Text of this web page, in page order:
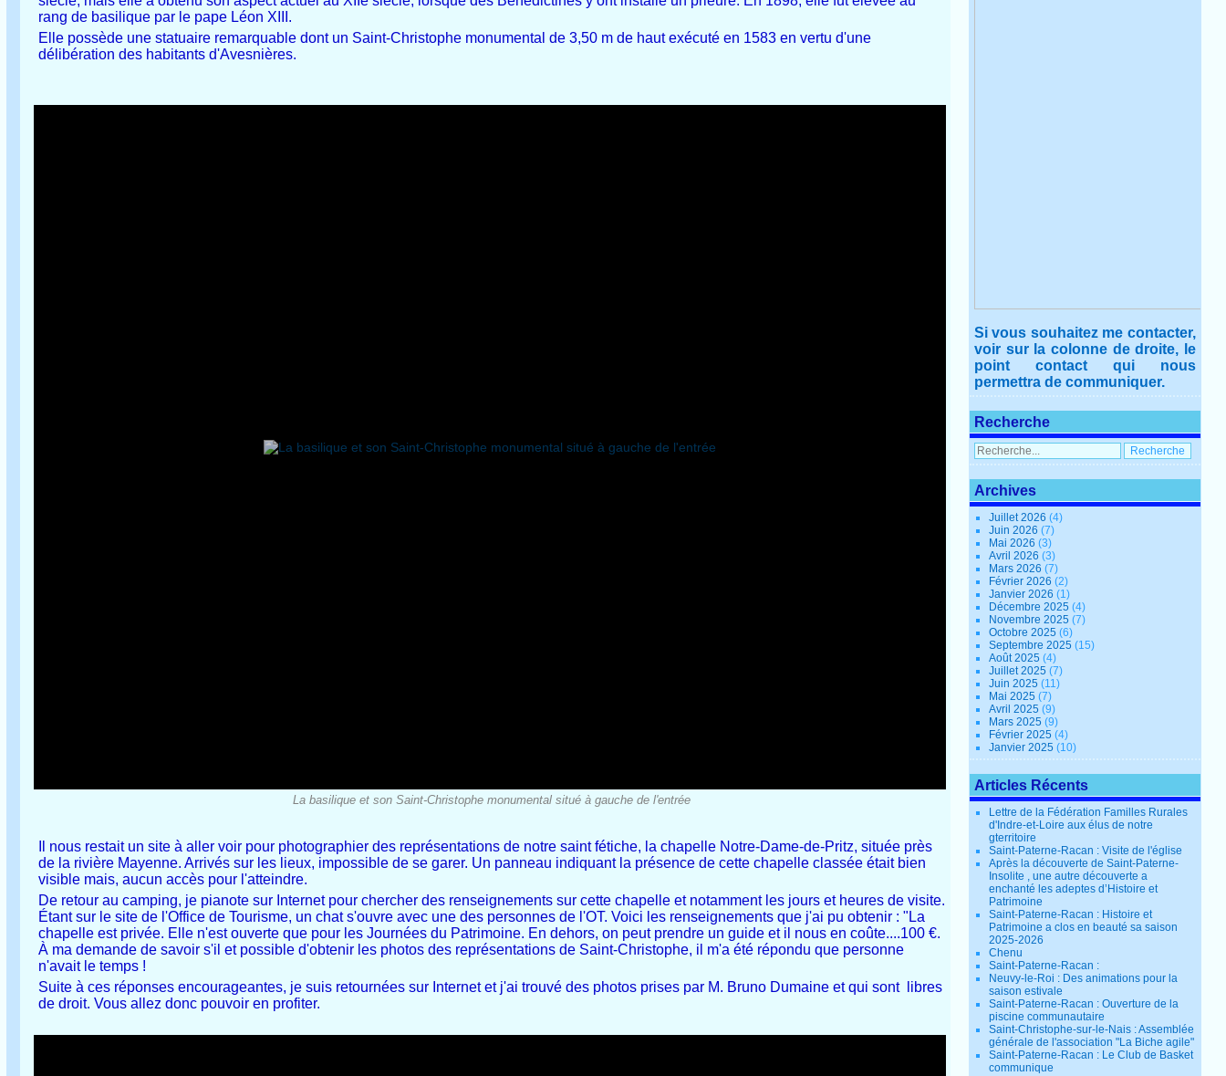
rang de basilique par le pape Léon XIII.
Elle possède une statuaire remarquable dont un Saint-Christophe monumental de 3,50 m de haut exécuté en 1583 en vertu d'une
délibération des habitants d'Avesnières.
La basilique et son Saint-Christophe monumental situé à gauche de l'entrée
Il nous restait un site à aller voir pour photographier des représentations de notre saint fétiche, la chapelle Notre-Dame-de-Pritz, située près
de la rivière Mayenne. Arrivés sur les lieux, impossible de se garer. Un panneau indiquant la présence de cette chapelle classée était bien
visible mais, aucun accès pour l'atteindre.
De retour au camping, je pianote sur Internet pour chercher des renseignements sur cette chapelle et notamment les jours et heures de visite.
Étant sur le site de l'Office de Tourisme, un chat s'ouvre avec une des personnes de l'OT. Voici les renseignements que j'ai pu obtenir : "La
chapelle est privée. Elle n'est ouverte que pour les Journées du Patrimoine. En dehors, on peut prendre un guide et il nous en coûte....100 €.
À ma demande de savoir s'il et possible d'obtenir les photos des représentations de Saint-Christophe, il m'a été répondu que personne
n'avait le temps !
Suite à ces réponses encourageantes, je suis retournées sur Internet et j'ai trouvé des photos prises par M. Bruno Dumaine et qui sont libres
de droit. Vous allez donc pouvoir en profiter.
Si vous souhaitez me contacter,
voir sur la colonne de droite, le
point contact qui nous
permettra de communiquer.
Recherche
Archives
Juillet 2026(4)
Juin 2026(7)
Mai 2026(3)
Avril 2026(3)
Mars 2026(7)
Février 2026(2)
Janvier 2026(1)
Décembre 2025(4)
Novembre 2025(7)
Octobre 2025(6)
Septembre 2025(15)
Août 2025(4)
Juillet 2025(7)
Juin 2025(11)
Mai 2025(7)
Avril 2025(9)
Mars 2025(9)
Février 2025(4)
Janvier 2025(10)
Articles Récents
Lettre de la Fédération Familles Rurales
d'Indre-et-Loire aux élus de notre
gterritoire
Saint-Paterne-Racan : Visite de l'église
Après la découverte de Saint-Paterne-
Insolite , une autre découverte a
enchanté les adeptes d’Histoire et
Patrimoine
Saint-Paterne-Racan : Histoire et
Patrimoine a clos en beauté sa saison
2025-2026
Chenu
Saint-Paterne-Racan :
Neuvy-le-Roi : Des animations pour la
saison estivale
Saint-Paterne-Racan : Ouverture de la
piscine communautaire
Saint-Christophe-sur-le-Nais : Assemblée
générale de l'association "La Biche agile"
Saint-Paterne-Racan : Le Club de Basket
communique